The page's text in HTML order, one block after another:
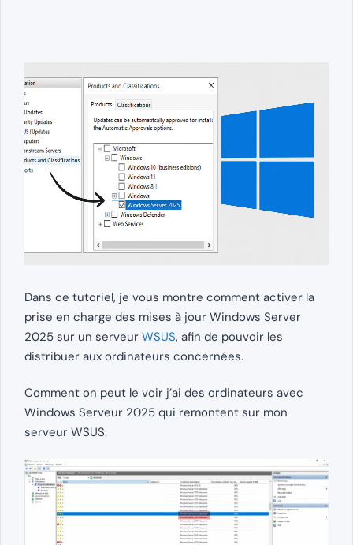
Dans ce tutoriel, je vous montre comment activer la
prise en charge des mises à jour Windows Server
2025 sur un serveur WSUS, afin de pouvoir les
distribuer aux ordinateurs concernées.
Comment on peut le voir j’ai des ordinateurs avec
Windows Serveur 2025 qui remontent sur mon
serveur WSUS.